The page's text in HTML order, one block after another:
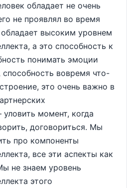
обладает не очень
не проявлял во время
высоким уровнем
а это способность к
понимать эмоции
вовремя что-
это очень важно в
момент, когда
договориться. Мы
про компоненты
все эти аспекты как
не знаем уровень
этого